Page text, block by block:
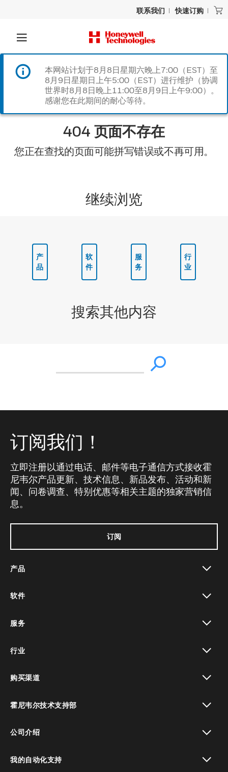
联系我们 快速订购
本网站计划于8月8日星期六晚上7:00（EST）至
8月9日星期日上午5:00（EST）进行维护（协调
世界时8月8日晚上11:00至8月9日上午9:00）。
感谢您在此期间的耐心等待。
404 页面不存在
您正在查找的页面可能拼写错误或不再可用。
继续浏览
产
品
软
件
服
务
行
业
搜索其他内容
订阅我们！
立即注册以通过电话、邮件等电子通信方式接收霍
尼韦尔产品更新、技术信息、新品发布、活动和新
闻、问卷调查、特别优惠等相关主题的独家营销信
息。
订阅
产品
软件
服务
行业
购买渠道
霍尼韦尔技术支持部
公司介绍
我的自动化支持